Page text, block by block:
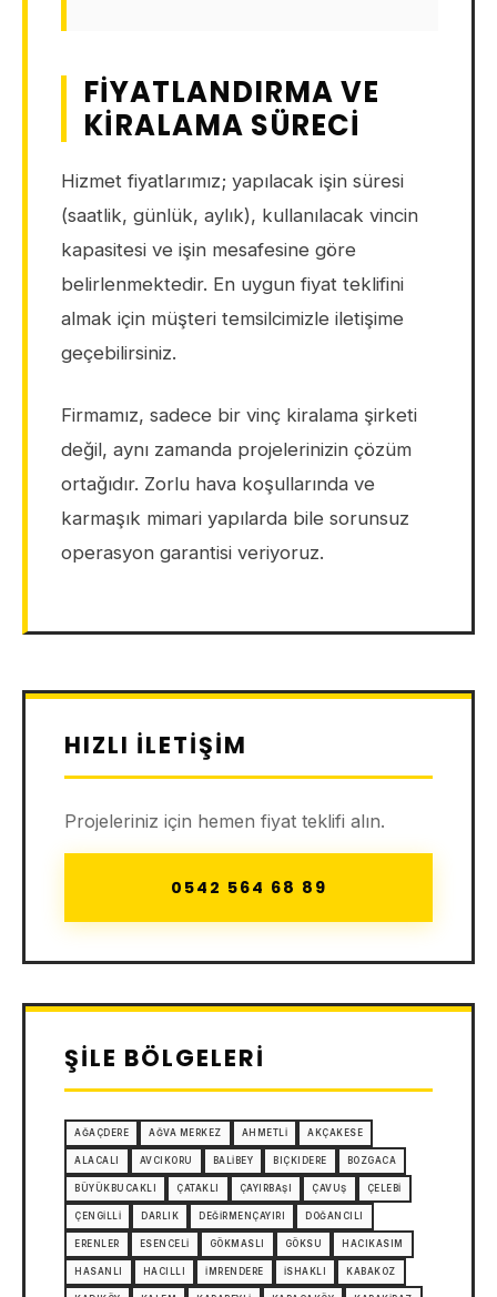
FIYATLANDIRMA VE
KIRALAMA SÜRECI
Hizmet fiyatlarımız; yapılacak işin süresi
(saatlik, günlük, aylık), kullanılacak vincin
kapasitesi ve işin mesafesine göre
belirlenmektedir. En uygun fiyat teklifini
almak için müşteri temsilcimizle iletişime
geçebilirsiniz.
Firmamız, sadece bir vinç kiralama şirketi
değil, aynı zamanda projelerinizin çözüm
ortağıdır. Zorlu hava koşullarında ve
karmaşık mimari yapılarda bile sorunsuz
operasyon garantisi veriyoruz.
HIZLI İLETIŞIM
Projeleriniz için hemen fiyat teklifi alın.
0542 564 68 89
ŞILE BÖLGELERI
AĞAÇDERE AĞVA MERKEZ AHMETLI AKÇAKESE
ALACALI AVCIKORU BALIBEY BIÇKIDERE BOZGACA
BÜYÜKBUCAKLI ÇATAKLI ÇAYIRBAŞI ÇAVUŞ ÇELEBI
ÇENGILLI DARLIK DEĞIRMENÇAYIRI DOĞANCILI
ERENLER ESENCELI GÖKMASLI GÖKSU HACIKASIM
HASANLI HACILLI İMRENDERE İSHAKLI KABAKOZ